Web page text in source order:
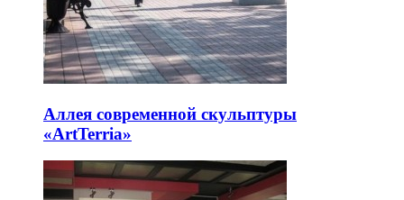
Аллея современной скульптуры
«ArtTerria»